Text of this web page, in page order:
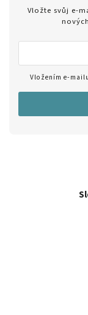
Vložte svůj e-
Vložením e-